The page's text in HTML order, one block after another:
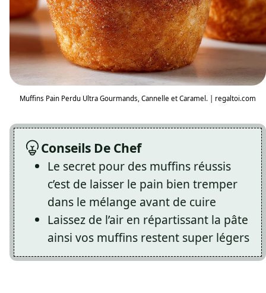
Muffins Pain Perdu Ultra Gourmands, Cannelle et Caramel. | regaltoi.com
Conseils De Chef
Le secret pour des muffins réussis
c’est de laisser le pain bien tremper
dans le mélange avant de cuire
Laissez de l’air en répartissant la pâte
ainsi vos muffins restent super légers